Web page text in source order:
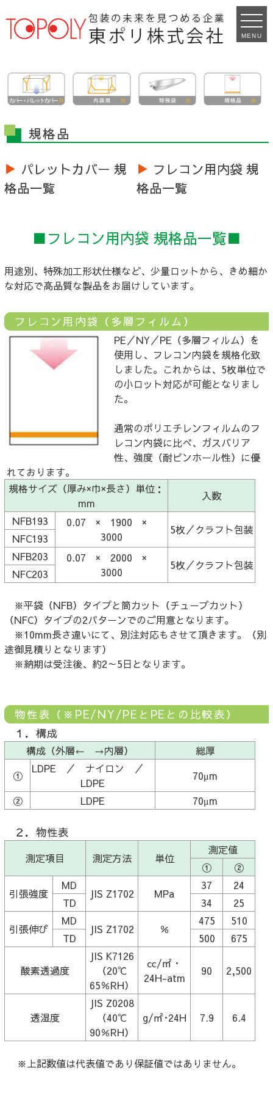
MENU
規格品
▶ パレットカバー 規
格品一覧
▶ フレコン用内袋 規
格品一覧
■フレコン用内袋 規格品一覧■
用途別、特殊加工形状仕様など、少量ロットから、きめ細か
な対応で高品質な製品をお届けしています。
フレコン用内袋（多層フィルム）
PE／NY／PE（多層フィルム）を
使用し、フレコン内袋を規格化致
しました。これからは、5枚単位で
の小ロット対応が可能となりまし
た。
通常のポリエチレンフィルムのフ
レコン内袋に比べ、ガスバリア
性、強度（耐ピンホール性）に優
れております。
規格サイズ（厚み×巾×長さ）単位：
mm
入数
NFB193
0.07 × 1900 ×
3000
5枚／クラフト包装
NFC193
NFB203
0.07 × 2000 ×
3000
5枚／クラフト包装
NFC203
※平袋（NFB）タイプと筒カット（チューブカット）
（NFC）タイプの2パターンでのご用意となります。
※10mm長さ違いにて、別注対応もさせて頂きます。（別
途御見積りとなります）
※納期は受注後、約2～5日となります。
物性表（※PE/NY/PEとPEとの比較表）
１．構成
構成（外層← →内層）
総厚
①
LDPE ／ ナイロン ／
LDPE
70μm
②
LDPE 70μm
２．物性表
測定項目 測定方法 単位
測定値
①
②
引張強度
MD
JIS Z1702 MPa
37
24
TD
34
25
引張伸び
MD
JIS Z1702 ％
475
510
TD
500 675
酸素透過度
JIS K7126
（20℃
65％RH）
㏄/㎡・
24H-atm
90 2,500
透湿度
JIS Z0208
（40℃
90％RH）
g/㎡･24H 7.9 6.4
※上記数値は代表値であり保証値ではありません。